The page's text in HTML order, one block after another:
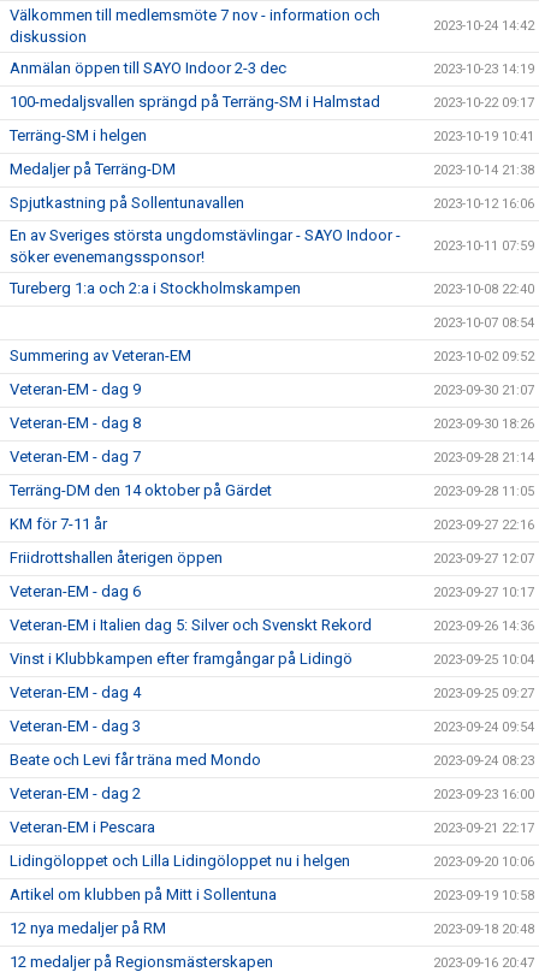
Välkommen till medlemsmöte 7 nov - information och
diskussion
2023-10-24 14:42
Anmälan öppen till SAYO Indoor 2-3 dec 2023-10-23 14:19
100-medaljsvallen sprängd på Terräng-SM i Halmstad 2023-10-22 09:17
Terräng-SM i helgen 2023-10-19 10:41
Medaljer på Terräng-DM 2023-10-14 21:38
Spjutkastning på Sollentunavallen 2023-10-12 16:06
En av Sveriges största ungdomstävlingar - SAYO Indoor -
söker evenemangssponsor!
2023-10-11 07:59
Tureberg 1:a och 2:a i Stockholmskampen 2023-10-08 22:40
2023-10-07 08:54
Summering av Veteran-EM 2023-10-02 09:52
Veteran-EM - dag 9 2023-09-30 21:07
Veteran-EM - dag 8 2023-09-30 18:26
Veteran-EM - dag 7 2023-09-28 21:14
Terräng-DM den 14 oktober på Gärdet 2023-09-28 11:05
KM för 7-11 år 2023-09-27 22:16
Friidrottshallen återigen öppen 2023-09-27 12:07
Veteran-EM - dag 6 2023-09-27 10:17
Veteran-EM i Italien dag 5: Silver och Svenskt Rekord 2023-09-26 14:36
Vinst i Klubbkampen efter framgångar på Lidingö 2023-09-25 10:04
Veteran-EM - dag 4 2023-09-25 09:27
Veteran-EM - dag 3 2023-09-24 09:54
Beate och Levi får träna med Mondo 2023-09-24 08:23
Veteran-EM - dag 2 2023-09-23 16:00
Veteran-EM i Pescara 2023-09-21 22:17
Lidingöloppet och Lilla Lidingöloppet nu i helgen 2023-09-20 10:06
Artikel om klubben på Mitt i Sollentuna 2023-09-19 10:58
12 nya medaljer på RM 2023-09-18 20:48
12 medaljer på Regionsmästerskapen 2023-09-16 20:47